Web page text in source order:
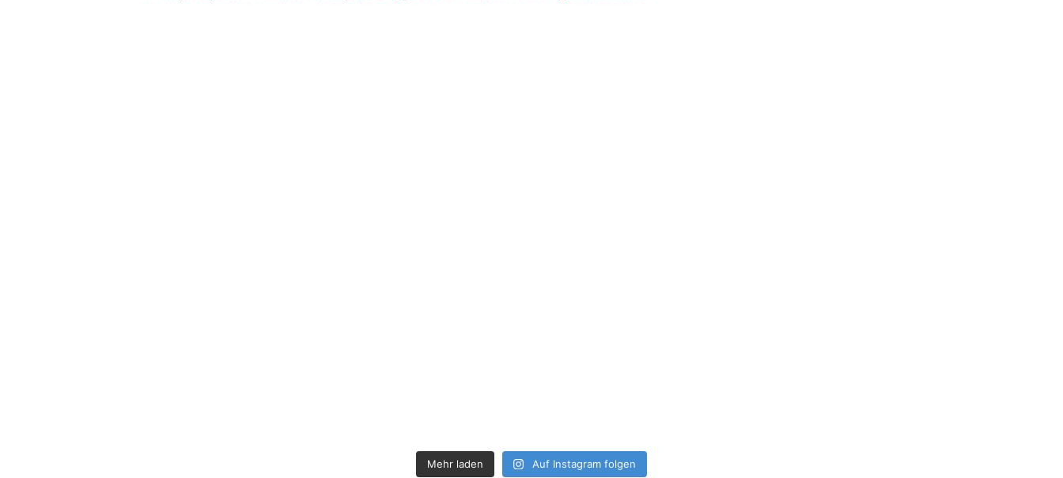
Mehr laden Auf Instagram folgen